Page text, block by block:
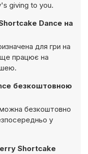
giving to you.
Dance на
для гри на
працює на
безкоштовною
безкоштовно
у
Shortcake